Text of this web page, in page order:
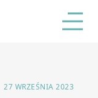
27 WRZEŚNIA 2023